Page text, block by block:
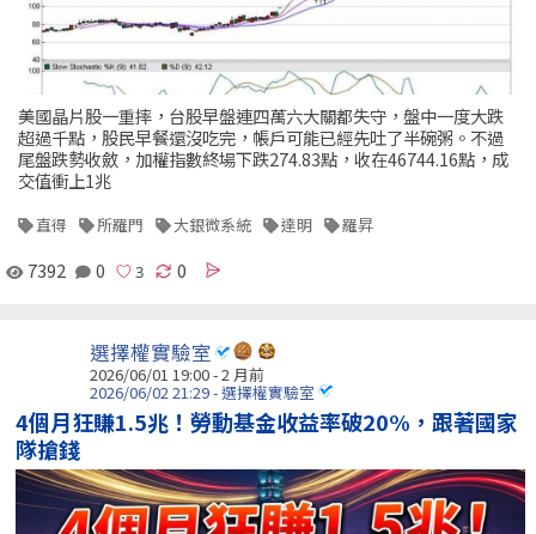
美國晶片股一重摔，台股早盤連四萬六大關都失守，盤中一度大跌
超過千點，股民早餐還沒吃完，帳戶可能已經先吐了半碗粥。不過
尾盤跌勢收斂，加權指數終場下跌274.83點，收在46744.16點，成
交值衝上1兆
直得 所羅門 大銀微系統 達明 羅昇
7392 0 0
選擇權實驗室
2026/06/01 19:00 - 2 月前
2026/06/02 21:29 - 選擇權實驗室
4個月狂賺1.5兆！勞動基金收益率破20%，跟著國家
隊搶錢